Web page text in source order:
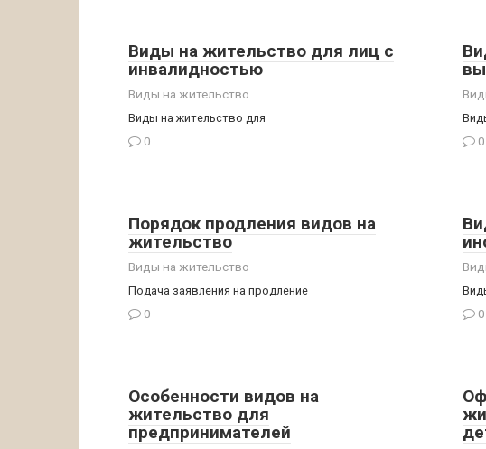
Виды на жительство для лиц с
инвалидностью
Виды на жительство
Виды на жительство для
0 0
Порядок продления видов на
жительство
Виды на жительство
Подача заявления на продление
0 0
Особенности видов на
жительство для
предпринимателей